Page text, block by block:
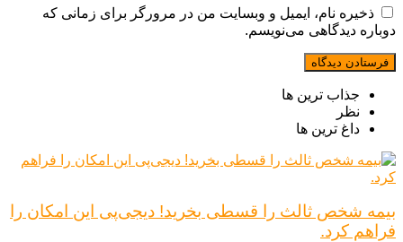
ذخیره نام، ایمیل و وبسایت من در مرورگر برای زمانی که
دوباره دیدگاهی می‌نویسم.
جذاب ترین ها
نظر
داغ ترین ها
بیمه شخص ثالث را قسطی بخرید! دیجی‌پی این امکان را
فراهم کرد.